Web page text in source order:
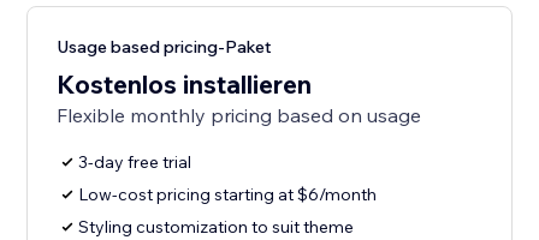
Usage based pricing-Paket
Kostenlos installieren
Flexible monthly pricing based on usage
3-day free trial
Low-cost pricing starting at $6/month
Styling customization to suit theme